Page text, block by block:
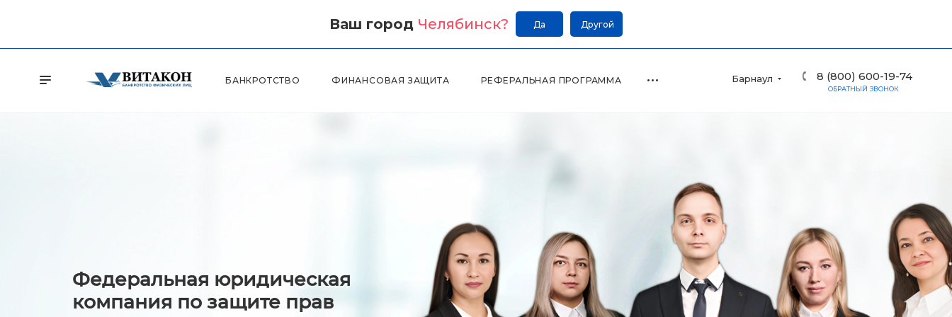
Ваш город Челябинск? Да Другой
Барнаул 8 (800) 600-19-74
БАНКРОТСТВО ФИНАНСОВАЯ ЗАЩИТА РЕФЕРАЛЬНАЯ ПРОГРАММА
ОБРАТНЫЙ ЗВОНОК
Федеральная юридическая
компания по защите прав